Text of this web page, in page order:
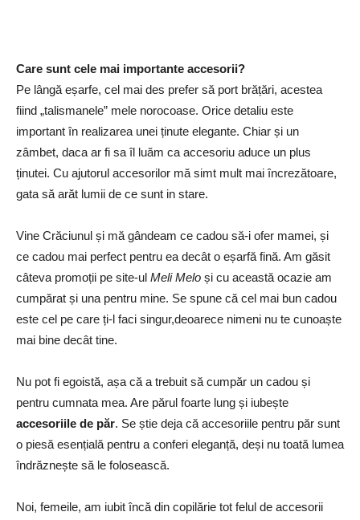
Care sunt cele mai importante accesorii?
Pe lângă eșarfe, cel mai des prefer să port brățări, acestea
fiind „talismanele” mele norocoase. Orice detaliu este
important în realizarea unei ținute elegante. Chiar și un
zâmbet, daca ar fi sa îl luăm ca accesoriu aduce un plus
ținutei. Cu ajutorul accesorilor mă simt mult mai încrezătoare,
gata să arăt lumii de ce sunt in stare.
Vine Crăciunul și mă gândeam ce cadou să-i ofer mamei, și
ce cadou mai perfect pentru ea decât o eșarfă fină. Am găsit
câteva promoții pe site-ul Meli Melo și cu această ocazie am
cumpărat și una pentru mine. Se spune că cel mai bun cadou
este cel pe care ți-l faci singur,deoarece nimeni nu te cunoaște
mai bine decât tine.
Nu pot fi egoistă, așa că a trebuit să cumpăr un cadou și
pentru cumnata mea. Are părul foarte lung și iubește
accesoriile de păr. Se știe deja că accesoriile pentru păr sunt
o piesă esențială pentru a conferi eleganță, deși nu toată lumea
îndrăznește să le folosească.
Noi, femeile, am iubit încă din copilărie tot felul de accesorii